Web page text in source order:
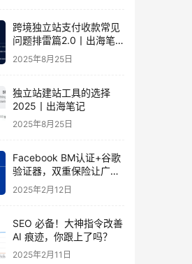
跨境独立站支付收款常见
问题排雷篇2.0丨出海笔
记
2025年8月25日
独立站建站工具的选择
2025丨出海笔记
2025年8月25日
Facebook BM认证+谷歌
验证器，双重保险让广告
投手账号稳如泰山
2025年2月12日
SEO 必备！大神指令改善
AI 痕迹，你跟上了吗？
2025年2月11日